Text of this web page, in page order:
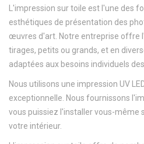
L'impression sur toile est l'une des
esthétiques de présentation des
œuvres d'art. Notre entreprise offre
tirages, petits ou grands, et en
adaptées aux besoins individuels
Nous utilisons une impression UV
exceptionnelle. Nous fournissons
vous puissiez l'installer vous-même
votre intérieur.